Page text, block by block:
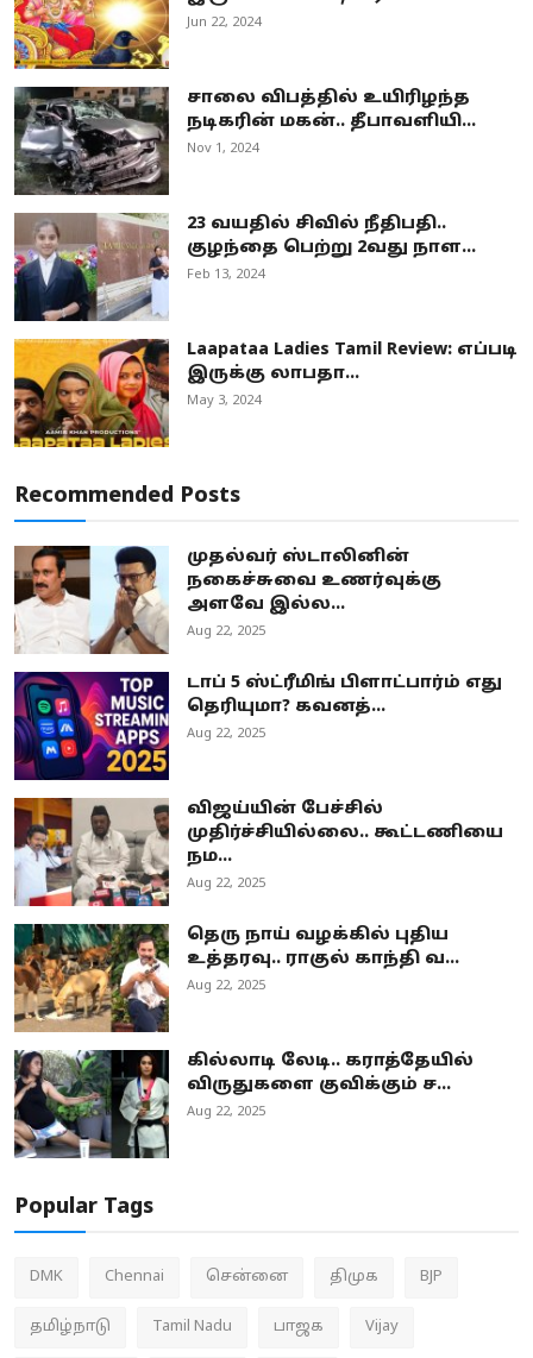
Jun 22, 2024
சாலை விபத்தில் உயிரிழந்த
நடிகரின் மகன்.. தீபாவளியி...
Nov 1, 2024
23 வயதில் சிவில் நீதிபதி..
குழந்தை பெற்று 2வது நாள...
Feb 13, 2024
Laapataa Ladies Tamil Review: எப்படி
இருக்கு லாபதா...
May 3, 2024
Recommended Posts
முதல்வர் ஸ்டாலினின்
நகைச்சுவை உணர்வுக்கு
அளவே இல்ல...
Aug 22, 2025
டாப் 5 ஸ்ட்ரீமிங் பிளாட்பார்ம் எது
தெரியுமா? கவனத்...
Aug 22, 2025
விஜய்யின் பேச்சில்
முதிர்ச்சியில்லை.. கூட்டணியை
நம...
Aug 22, 2025
தெரு நாய் வழக்கில் புதிய
உத்தரவு.. ராகுல் காந்தி வ...
Aug 22, 2025
கில்லாடி லேடி.. கராத்தேயில்
விருதுகளை குவிக்கும் ச...
Aug 22, 2025
Popular Tags
DMK Chennai சென்னை திமுக BJP
தமிழ்நாடு Tamil Nadu பாஜக Vijay